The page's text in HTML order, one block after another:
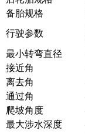
备胎规格
行驶参数
最小转弯直径
接近角
离去角
通过角
爬坡角度
最大涉水深度